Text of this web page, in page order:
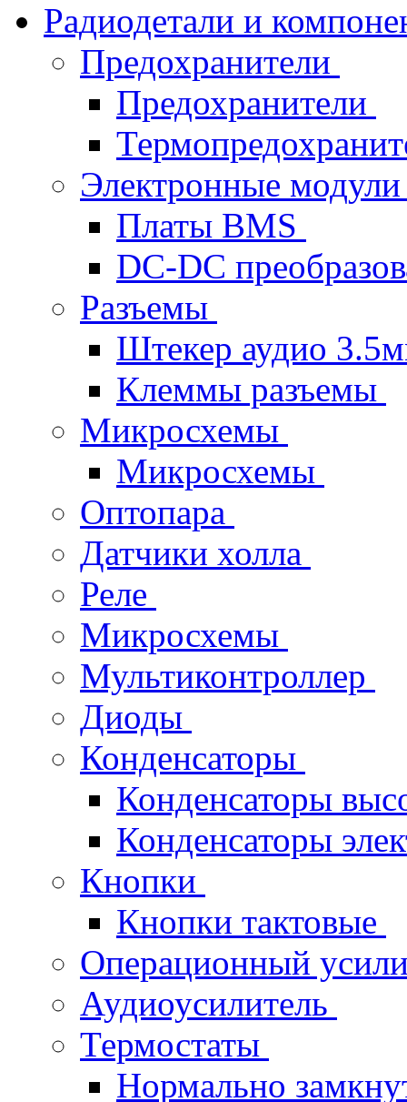
Радиодетали и
Предохранители
Предохранители
Электронные
Платы BMS
DC-DC
Разъемы
Штекер аудио
Клеммы разъемы
Микросхемы
Микросхемы
Оптопара
Датчики холла
Реле
Микросхемы
Мультиконтроллер
Диоды
Конденсаторы
Конденсаторы
Конденсаторы
Кнопки
Кнопки тактовые
Операционный
Аудиоусилитель
Термостаты
Нормально